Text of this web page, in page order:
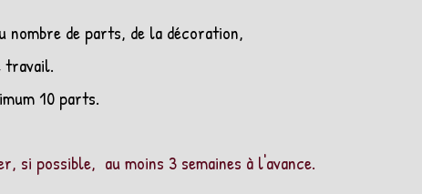
de parts, de la décoration,
travail.
10 parts.
si possible, au moins 3 semaines à l'avance.